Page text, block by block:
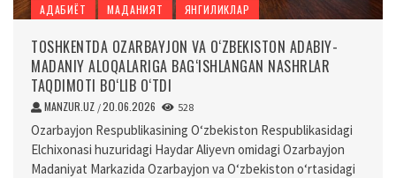
АДАБИЁТ МАДАНИЯТ ЯНГИЛИКЛАР
TOSHKENTDA OZARBAYJON VA O‘ZBEKISTON ADABIY-
MADANIY ALOQALARIGA BAG‘ISHLANGAN NASHRLAR
TAQDIMOTI BO‘LIB O‘TDI
MANZUR.UZ /20.06.2026 528
Ozarbayjon Respublikasining O‘zbekiston Respublikasidagi
Elchixonasi huzuridagi Haydar Aliyevn omidagi Ozarbayjon
Madaniyat Markazida Ozarbayjon va O‘zbekiston o‘rtasidagi